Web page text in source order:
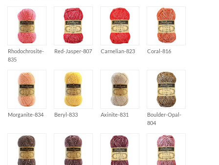
Rhodochrosite-
835
Red-Jasper-807 Carnelian-823 Coral-816
Morganite-834 Beryl-833 Axinite-831
Boulder-Opal-
804